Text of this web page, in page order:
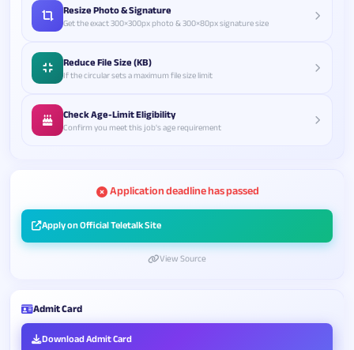
Resize Photo & Signature
Get the exact 300×300px photo & 300×80px signature size
Reduce File Size (KB)
If the circular sets a maximum file size limit
Check Age-Limit Eligibility
Confirm you meet this job's age requirement
Application deadline has passed
Apply on Official Teletalk Site
View Source
Admit Card
Download Admit Card